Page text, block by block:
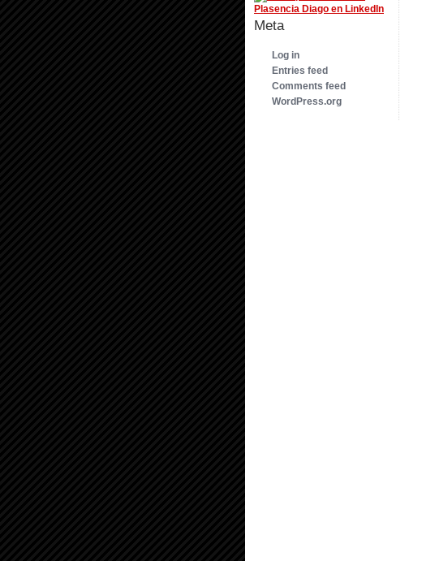
Meta
Log in
Entries feed
Comments feed
WordPress.org